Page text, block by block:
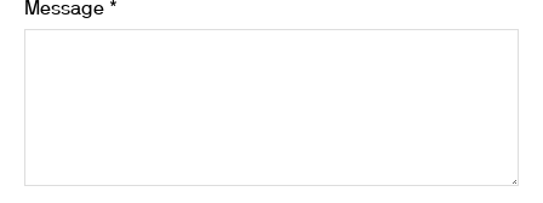
Message *